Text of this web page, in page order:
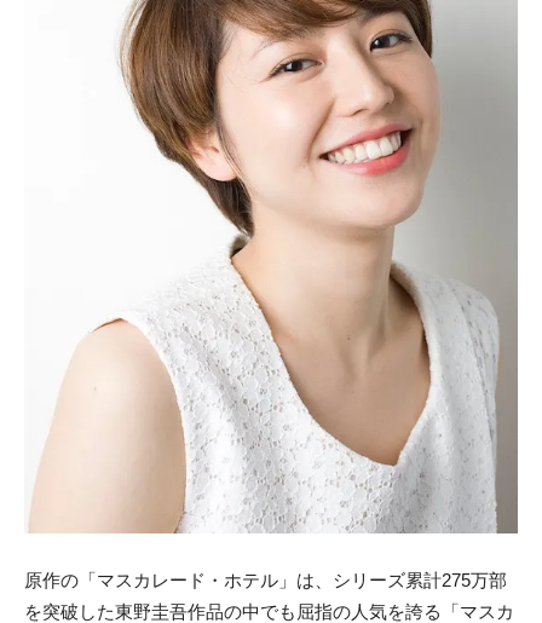
原作の「マスカレード・ホテル」は、シリーズ累計275万部
を突破した東野圭吾作品の中でも屈指の人気を誇る「マスカ